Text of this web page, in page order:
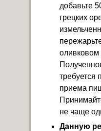
добавьте
грецких
оливковом
требуется
приема
не чаще
Данную